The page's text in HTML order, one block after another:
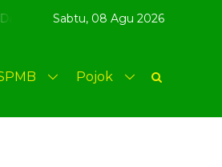
- MIKN BerAQSI
Sabtu, 08 Agu 2026
Pojok